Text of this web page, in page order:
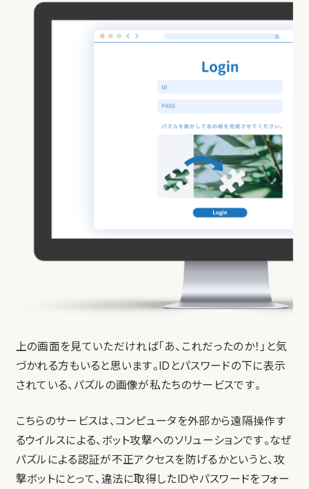
上の画面を見ていただければ「あ、これだったのか！」と気
づかれる方もいると思います。IDとパスワードの下に表示
されている、パズルの画像が私たちのサービスです。
こちらのサービスは、コンピュータを外部から遠隔操作す
るウイルスによる、ボット攻撃へのソリューションです。なぜ
パズルによる認証が不正アクセスを防げるかというと、攻
撃ボットにとって、違法に取得したIDやパスワードをフォー